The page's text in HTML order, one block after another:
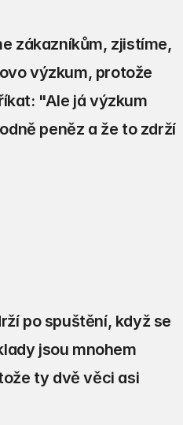
zákazníkům, zjistíme,
výzkum, protože
"Ale já výzkum
peněz a že to zdrží
po spuštění, když se
jsou mnohem
ty dvě věci asi